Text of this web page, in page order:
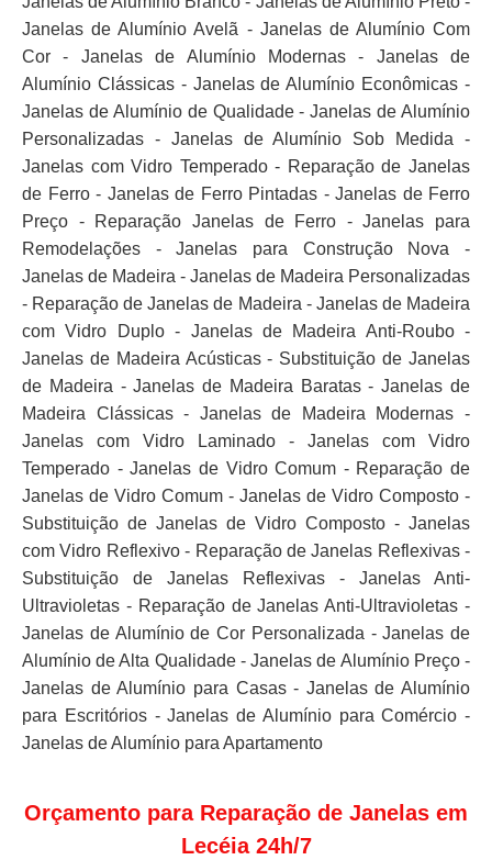
Janelas de Alumínio Avelã - Janelas de Alumínio Com
Cor - Janelas de Alumínio Modernas - Janelas de
Alumínio Clássicas - Janelas de Alumínio Econômicas -
Janelas de Alumínio de Qualidade - Janelas de Alumínio
Personalizadas - Janelas de Alumínio Sob Medida -
Janelas com Vidro Temperado - Reparação de Janelas
de Ferro - Janelas de Ferro Pintadas - Janelas de Ferro
Preço - Reparação Janelas de Ferro - Janelas para
Remodelações - Janelas para Construção Nova -
Janelas de Madeira - Janelas de Madeira Personalizadas
- Reparação de Janelas de Madeira - Janelas de Madeira
com Vidro Duplo - Janelas de Madeira Anti-Roubo -
Janelas de Madeira Acústicas - Substituição de Janelas
de Madeira - Janelas de Madeira Baratas - Janelas de
Madeira Clássicas - Janelas de Madeira Modernas -
Janelas com Vidro Laminado - Janelas com Vidro
Temperado - Janelas de Vidro Comum - Reparação de
Janelas de Vidro Comum - Janelas de Vidro Composto -
Substituição de Janelas de Vidro Composto - Janelas
com Vidro Reflexivo - Reparação de Janelas Reflexivas -
Substituição de Janelas Reflexivas - Janelas Anti-
Ultravioletas - Reparação de Janelas Anti-Ultravioletas -
Janelas de Alumínio de Cor Personalizada - Janelas de
Alumínio de Alta Qualidade - Janelas de Alumínio Preço -
Janelas de Alumínio para Casas - Janelas de Alumínio
para Escritórios - Janelas de Alumínio para Comércio -
Janelas de Alumínio para Apartamento
Orçamento para Reparação de Janelas em
Lecéia 24h/7